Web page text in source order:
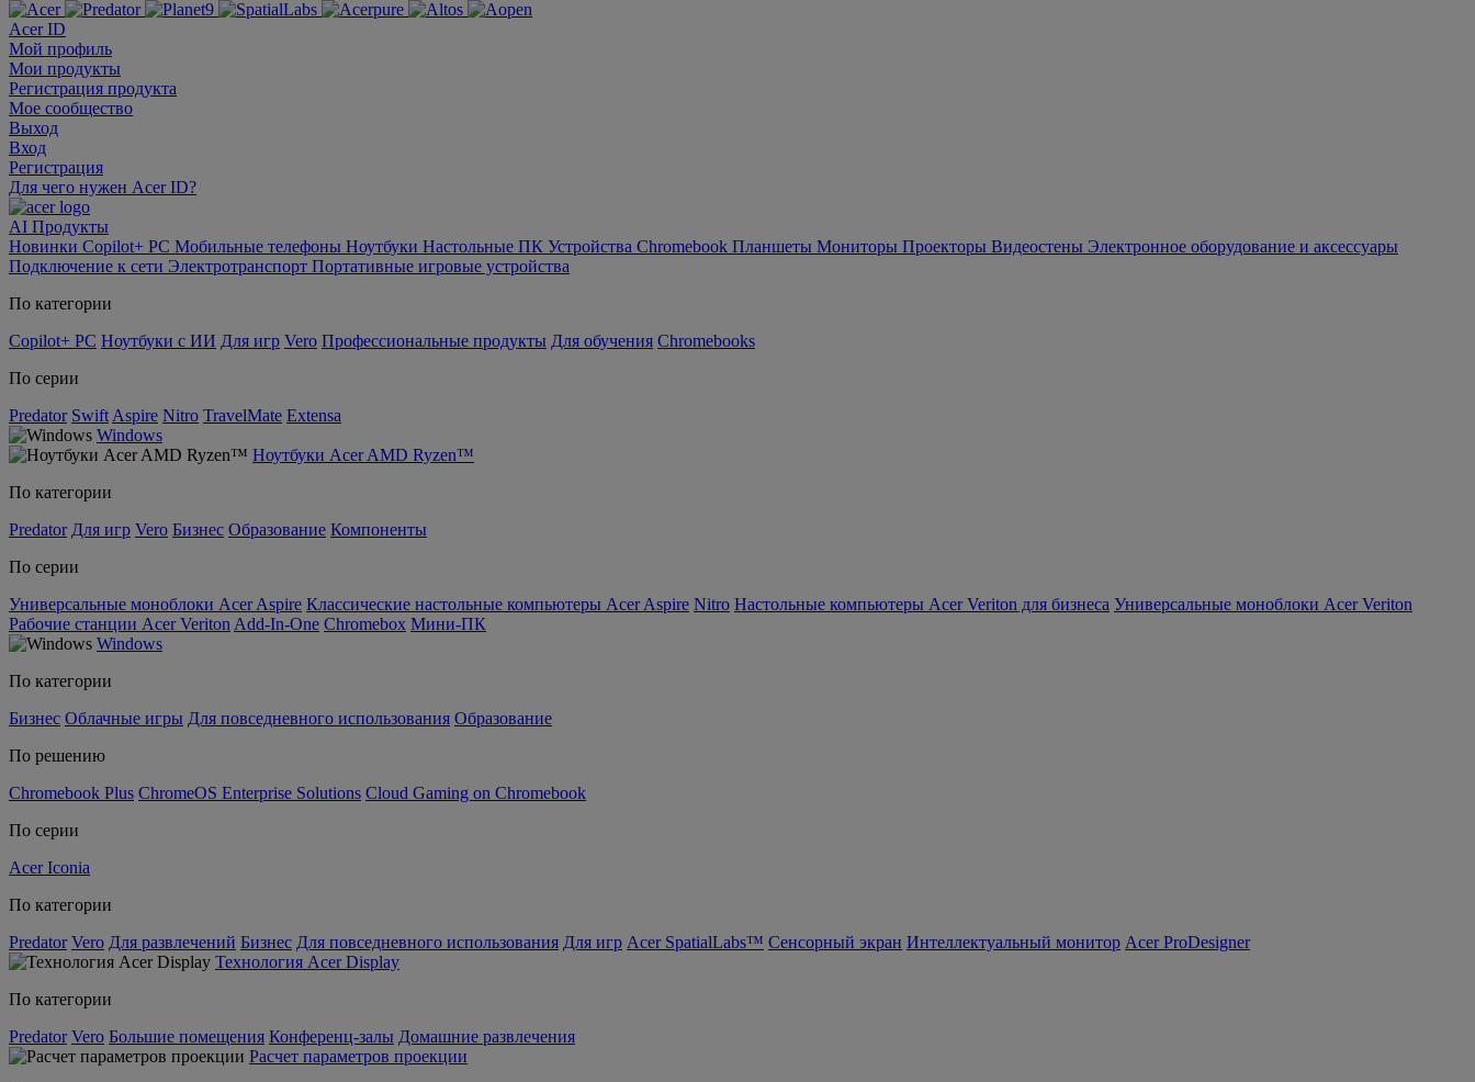
Acer ID
Мой профиль
Мои продукты
Регистрация продукта
Мое сообщество
Выход
Вход
Регистрация
Для чего нужен Acer ID?
AI Продукты
Новинки Copilot+ PC Мобильные телефоны Ноутбуки Настольные ПК Устройства Chromebook Планшеты Мониторы Проекторы Видеостены Электронное оборудование и аксессуары
Подключение к сети Электротранспорт Портативные игровые устройства
По категории
Copilot+ PC Ноутбуки с ИИ Для игр Vero Профессиональные продукты Для обучения Chromebooks
По серии
Predator Swift Aspire Nitro TravelMate Extensa
Windows
Ноутбуки Acer AMD Ryzen™
По категории
Predator Для игр Vero Бизнес Образование Компоненты
По серии
Универсальные моноблоки Acer Aspire Классические настольные компьютеры Acer Aspire Nitro Настольные компьютеры Acer Veriton для бизнеса Универсальные моноблоки Acer Veriton
Рабочие станции Acer Veriton Add-In-One Chromebox Мини-ПК
Windows
По категории
Бизнес Облачные игры Для повседневного использования Образование
По решению
Chromebook Plus ChromeOS Enterprise Solutions Cloud Gaming on Chromebook
По серии
Acer Iconia
По категории
Predator Vero Для развлечений Бизнес Для повседневного использования Для игр Acer SpatialLabs™ Сенсорный экран Интеллектуальный монитор Acer ProDesigner
Технология Acer Display
По категории
Predator Vero Большие помещения Конференц-залы Домашние развлечения
Расчет параметров проекции